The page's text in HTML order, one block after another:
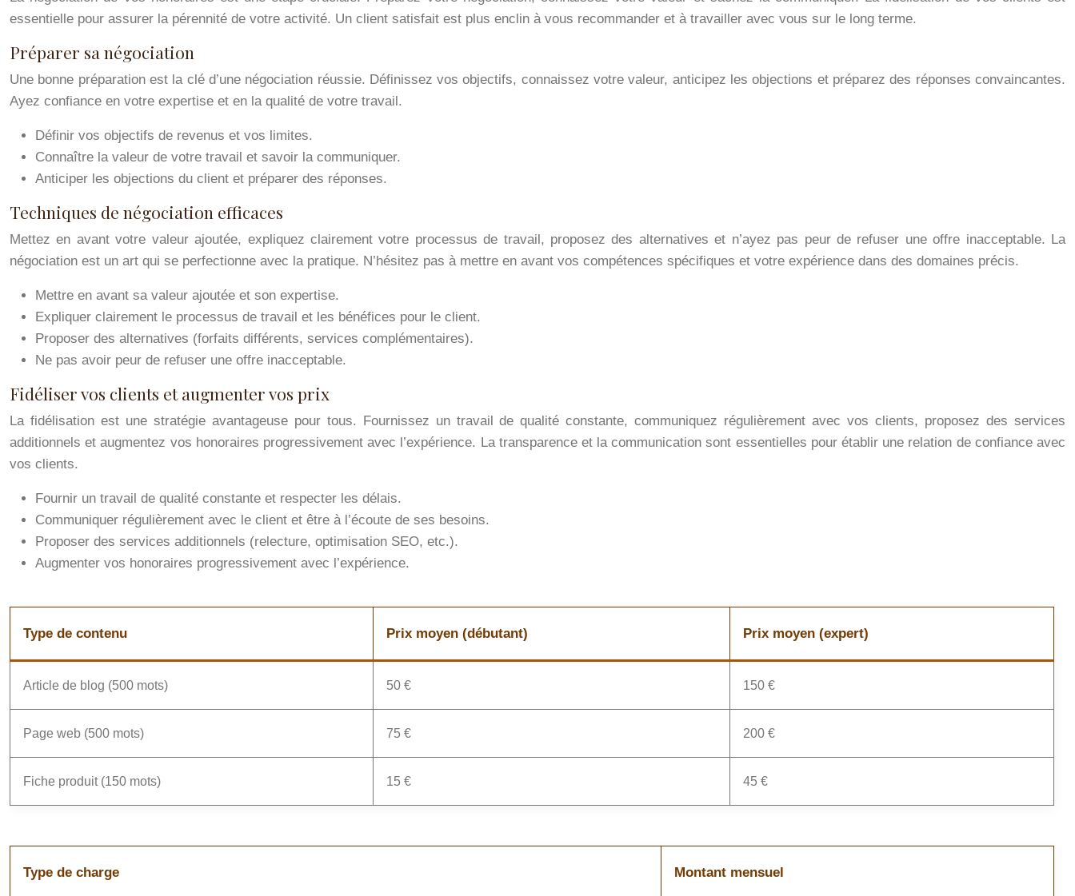
essentielle pour assurer la pérennité de votre activité. Un client satisfait est plus enclin à vous recommander et à travailler avec vous sur le long terme.
Préparer sa négociation
Une bonne préparation est la clé d’une négociation réussie. Définissez vos objectifs, connaissez votre valeur, anticipez les objections et préparez des réponses convaincantes.
Ayez confiance en votre expertise et en la qualité de votre travail.
Définir vos objectifs de revenus et vos limites.
Connaître la valeur de votre travail et savoir la communiquer.
Anticiper les objections du client et préparer des réponses.
Techniques de négociation efficaces
Mettez en avant votre valeur ajoutée, expliquez clairement votre processus de travail, proposez des alternatives et n’ayez pas peur de refuser une offre inacceptable. La
négociation est un art qui se perfectionne avec la pratique. N’hésitez pas à mettre en avant vos compétences spécifiques et votre expérience dans des domaines précis.
Mettre en avant sa valeur ajoutée et son expertise.
Expliquer clairement le processus de travail et les bénéfices pour le client.
Proposer des alternatives (forfaits différents, services complémentaires).
Ne pas avoir peur de refuser une offre inacceptable.
Fidéliser vos clients et augmenter vos prix
La fidélisation est une stratégie avantageuse pour tous. Fournissez un travail de qualité constante, communiquez régulièrement avec vos clients, proposez des services
additionnels et augmentez vos honoraires progressivement avec l’expérience. La transparence et la communication sont essentielles pour établir une relation de confiance avec
vos clients.
Fournir un travail de qualité constante et respecter les délais.
Communiquer régulièrement avec le client et être à l’écoute de ses besoins.
Proposer des services additionnels (relecture, optimisation SEO, etc.).
Augmenter vos honoraires progressivement avec l’expérience.
Type de contenu Prix moyen (débutant) Prix moyen (expert)
Article de blog (500 mots) 50 € 150 €
Page web (500 mots) 75 € 200 €
Fiche produit (150 mots) 15 € 45 €
Type de charge Montant mensuel